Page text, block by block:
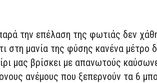
την επέλαση της φωτιάς δεν
στη μανία της φύσης κανένα μέτρο
μας βρίσκει με απανωτούς
ανέμους που ξεπερνούν τα 6